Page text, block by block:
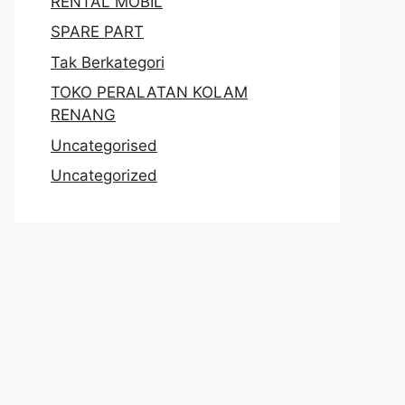
SPARE PART
Tak Berkategori
TOKO PERALATAN KOLAM
RENANG
Uncategorised
Uncategorized